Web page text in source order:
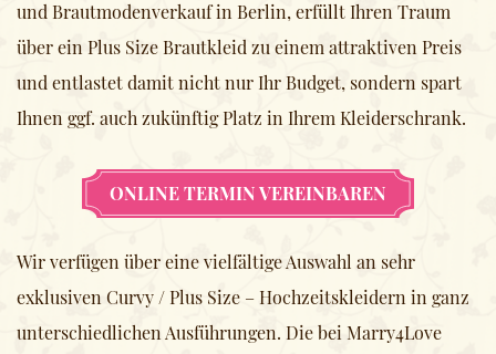
und Brautmodenverkauf in Berlin, erfüllt Ihren Traum
über ein Plus Size Brautkleid zu einem attraktiven Preis
und entlastet damit nicht nur Ihr Budget, sondern spart
Ihnen ggf. auch zukünftig Platz in Ihrem Kleiderschrank.
ONLINE TERMIN VEREINBAREN
Wir verfügen über eine vielfältige Auswahl an sehr
exklusiven Curvy / Plus Size – Hochzeitskleidern in ganz
unterschiedlichen Ausführungen. Die bei Marry4Love